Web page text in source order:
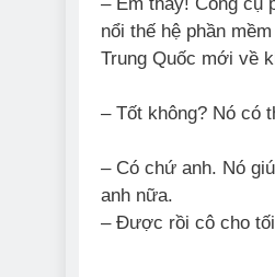
nổi thế hệ phần
Trung Quốc mới về
– Tốt không? Nó có
– Có chứ anh. Nó
anh nữa.
– Được rồi cô cho